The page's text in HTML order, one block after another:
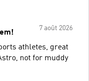
7 août 2026
athletes, great
not for muddy